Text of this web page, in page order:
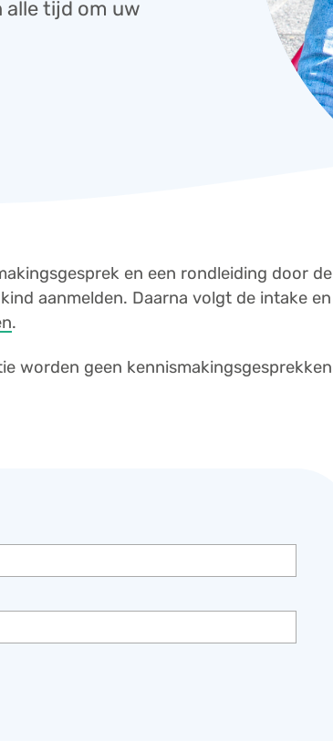
alle tijd om uw
en een rondleiding door de
aanmelden. Daarna volgt de intake en
.
worden geen kennismakingsgesprekken